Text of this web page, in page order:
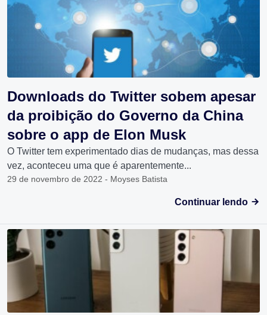
Downloads do Twitter sobem apesar
da proibição do Governo da China
sobre o app de Elon Musk
O Twitter tem experimentado dias de mudanças, mas dessa
vez, aconteceu uma que é aparentemente...
29 de novembro de 2022 - Moyses Batista
Continuar lendo